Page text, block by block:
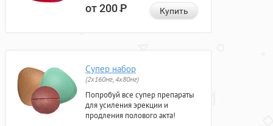
от 200Р Купить
Супер набор
(2х160мг, 4х80мг)
Попробуй все супер препараты
для усиления эрекции и
продления полового акта!